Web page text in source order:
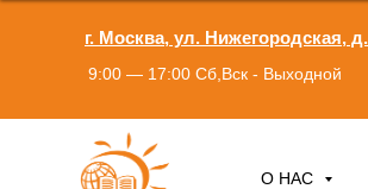
г. Москва, ул. Нижегородская,
9:00 — 17:00 Сб,Вск - Выходной
О НАС